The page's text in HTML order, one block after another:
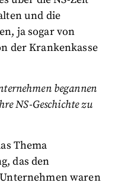
und die
ja sogar von
der Krankenkasse
begannen
NS-Geschichte zu
Thema
das den
waren